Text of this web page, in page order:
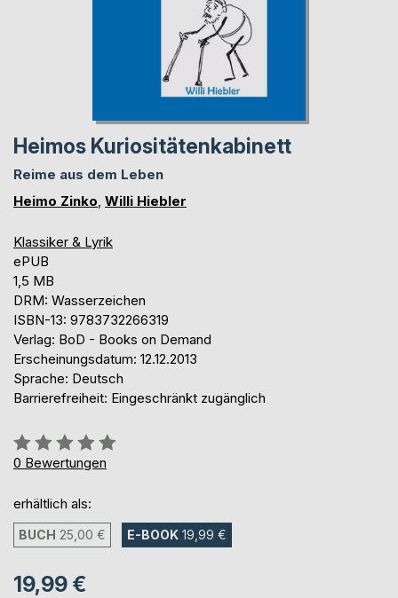
Heimos Kuriositätenkabinett
Reime aus dem Leben
Heimo Zinko, Willi Hiebler
Klassiker & Lyrik
ePUB
1,5 MB
DRM: Wasserzeichen
ISBN-13: 9783732266319
Verlag: BoD - Books on Demand
Erscheinungsdatum: 12.12.2013
Sprache: Deutsch
Barrierefreiheit: Eingeschränkt zugänglich
Bewertung::
0%
0 Bewertungen
erhältlich als:
BUCH 25,00 € E-BOOK 19,99 €
19,99 €